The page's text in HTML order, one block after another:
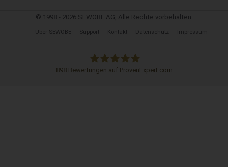
© 1998 - 2026 SEWOBE AG, Alle Rechte vorbehalten.
Über SEWOBE Support Kontakt Datenschutz Impressum
898Bewertungen auf ProvenExpert.com